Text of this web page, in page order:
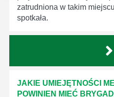
zatrudniona w takim
spotkała.
JAKIE UMIEJĘTNOŚCI
POWINIEN MIEĆ